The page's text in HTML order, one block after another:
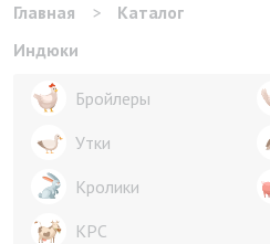
Главная >
Каталог
Индюки
Бройлеры
Утки
Кролики
КРС